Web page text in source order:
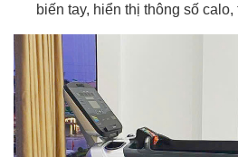
biến tay, hiển thị thông số